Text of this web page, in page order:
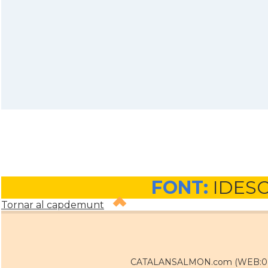
FONT:
Tornar al capdemunt
CATALANSALMON.com